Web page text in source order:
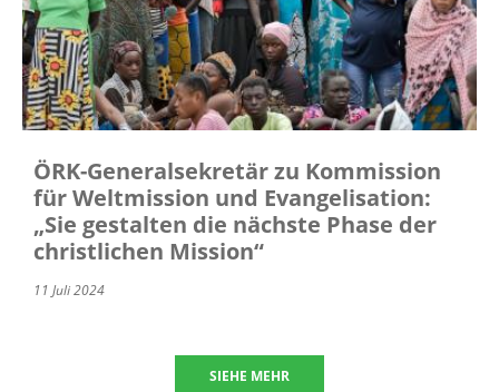
ÖRK-Generalsekretär zu Kommission
für Weltmission und Evangelisation:
„Sie gestalten die nächste Phase der
christlichen Mission“
11 Juli 2024
SIEHE MEHR